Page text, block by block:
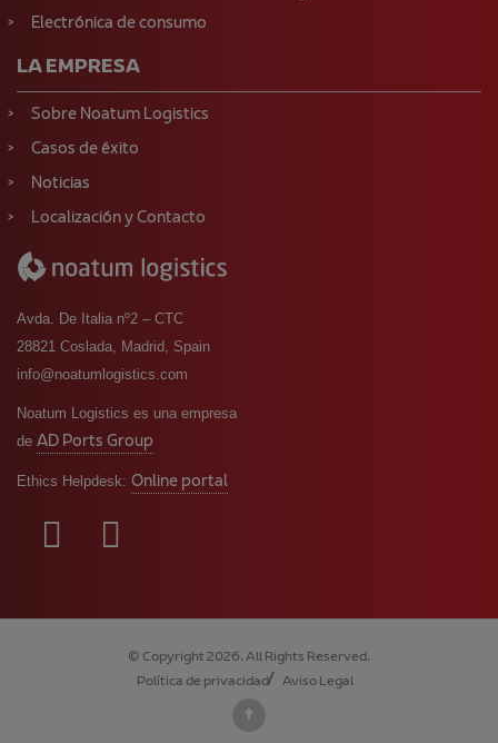
Electrónica de consumo
LA EMPRESA
Sobre Noatum Logistics
Casos de éxito
Noticias
Localización y Contacto
Avda. De Italia nº2 – CTC
28821 Coslada, Madrid, Spain
info@noatumlogistics.com
Noatum Logistics es una empresa
de AD Ports Group
Ethics Helpdesk: Online portal
© Copyright 2026. All Rights Reserved.
Política de privacidad
Aviso Legal